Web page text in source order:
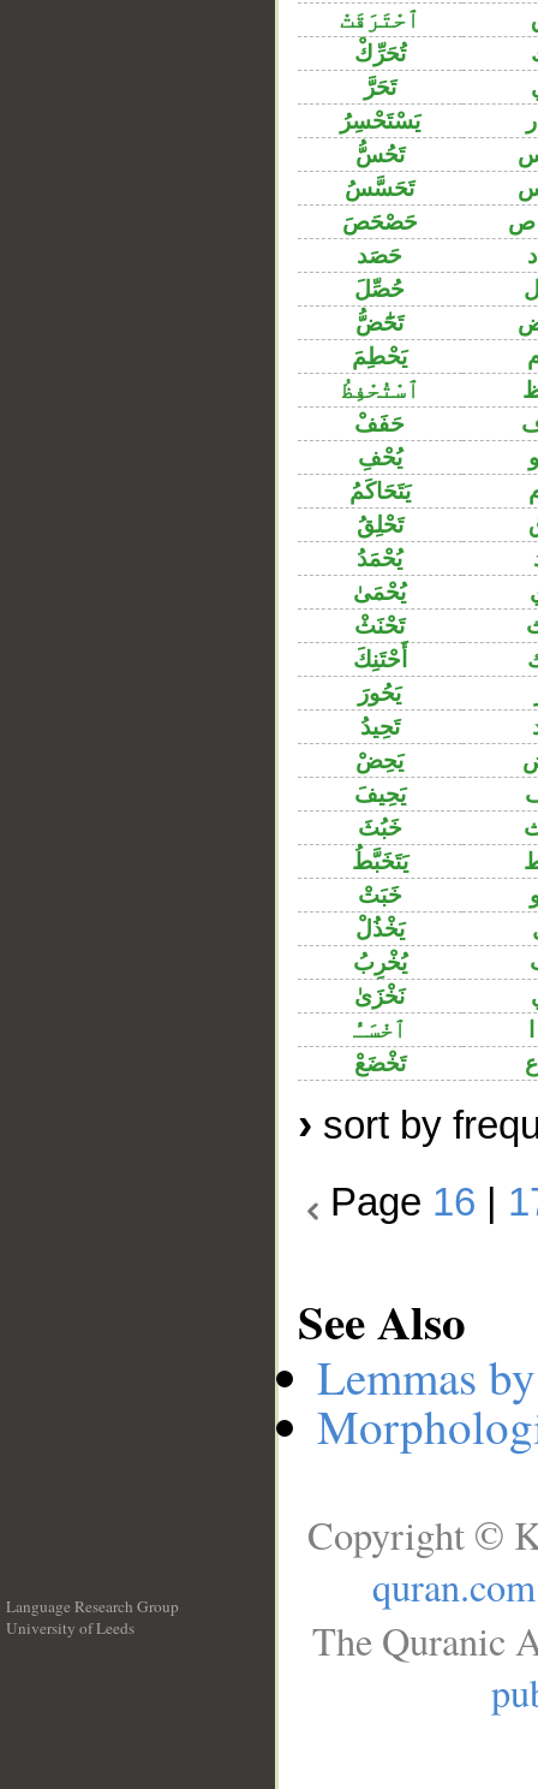
ٱحْتَرَقَتْ
تُحَرِّكْ
تَحَرَّ
يَسْتَحْسِرُ
تَحُسُّ
تَحَسَّسُ
حَصْحَصَ
ص
حَصَد
حُصِّلَ
تَحَٰٓضُّ
يَحْطِمَ
ٱسْتُحْفِظُ
حَفَفْ
يُحْفِ
يَتَحَاكَمُ
تَحْلِقُ
يُحْمَدُ
يُحْمَىٰ
تَحْنَثْ
أَحْتَنِكَ
يَحُورَ
تَحِيدُ
يَحِضْ
يَحِيفَ
خَبُثَ
يَتَخَبَّطُ
خَبَتْ
يَخْذُلْ
يُخْرِبُ
نَخْزَىٰ
ٱخْسَـُٔ
تَخْضَعْ
› sort by
Page 16
See Also
Lemmas
Language Research Group
University of Leeds
Copyright ©
quran.com
The Quranic